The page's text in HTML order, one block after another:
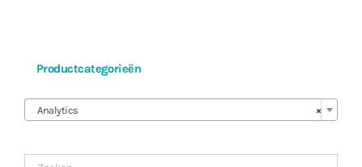
Unit Gewicht
Bedrijfsvochtigheid
0% tot 90%
Voeding
48V=, PoE
48V=, 0,8A, 38,4W
Productcategorieën
×
Analytics